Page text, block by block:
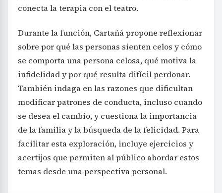
conecta la terapia con el teatro.
Durante la función, Cartañá propone reflexionar
sobre por qué las personas sienten celos y cómo
se comporta una persona celosa, qué motiva la
infidelidad y por qué resulta difícil perdonar.
También indaga en las razones que dificultan
modificar patrones de conducta, incluso cuando
se desea el cambio, y cuestiona la importancia
de la familia y la búsqueda de la felicidad. Para
facilitar esta exploración, incluye ejercicios y
acertijos que permiten al público abordar estos
temas desde una perspectiva personal.